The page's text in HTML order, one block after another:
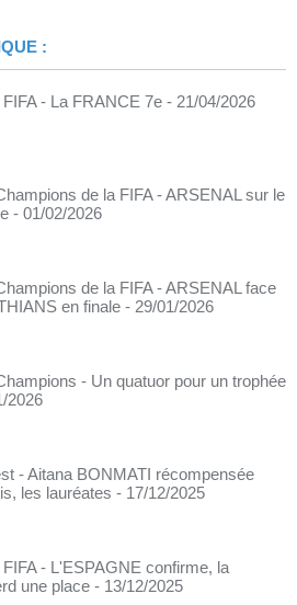
:
- La FRANCE 7e - 21/04/2026
de la FIFA - ARSENAL sur le
- 01/02/2026
de la FIFA - ARSENAL face
en finale - 29/01/2026
- Un quatuor pour un trophée
2026
- Aitana BONMATI récompensée
les lauréates - 17/12/2025
- L'ESPAGNE confirme, la
une place - 13/12/2025